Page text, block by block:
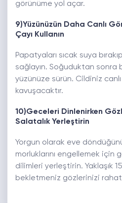
görünüme yol açar.
9)Yüzünüzün Daha Canlı
Çayı Kullanın
Papatyaları sıcak suya
sağlayın. Soğuduktan sonra
yüzünüze sürün. Cildiniz
kavuşacaktır.
10)Geceleri Dinlenirken
Salatalık Yerleştirin
Yorgun olarak eve
morluklarını engellemek için
dilimleri yerleştirin. Yaklaşık
bekletmeniz gözlerinizi